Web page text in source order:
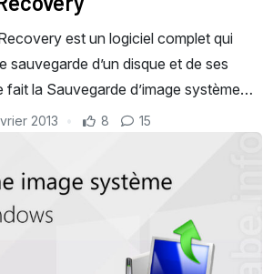
est un logiciel complet qui
sauvegarde d’un disque et de ses
fait la Sauvegarde d’image système…
2013 8 15